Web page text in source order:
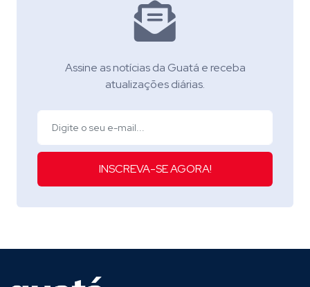
Assine as notícias da Guatá e receba
atualizações diárias.
INSCREVA-SE AGORA!